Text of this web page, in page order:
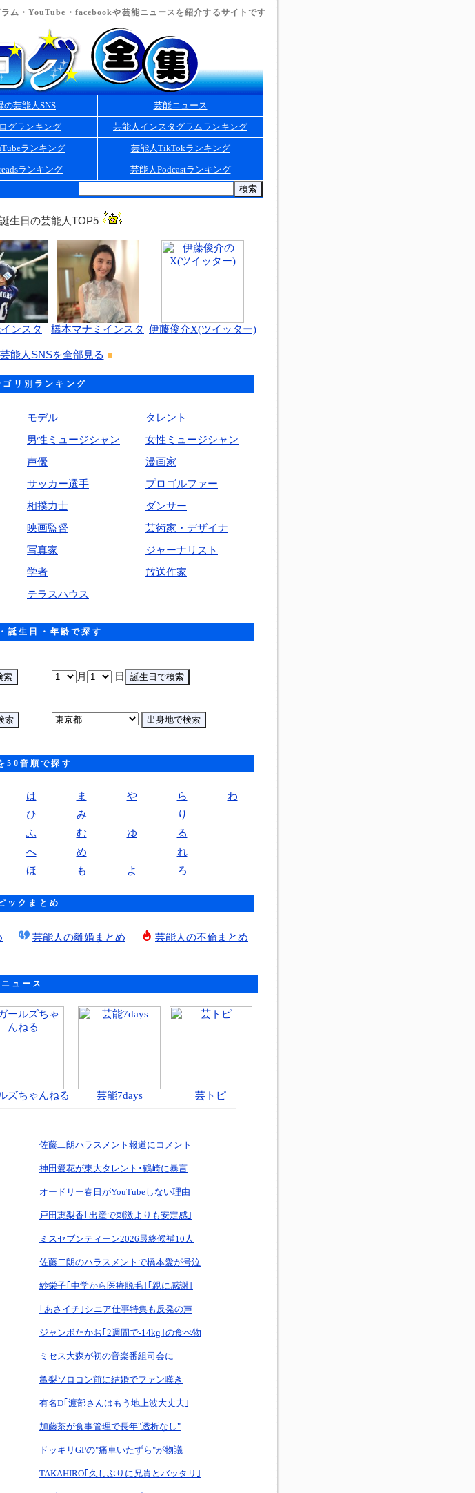
ム・YouTube・facebookや芸能ニュースを紹介するサイトです
の芸能人SNS 芸能ニュース
グランキング 芸能人インスタグラムランキング
ランキング 芸能人TikTokランキング
ランキング 芸能人Podcastランキング
生日の芸能人TOP5
ンスタ 橋本マナミインスタ 伊藤俊介X(ツイッター)
能人SNSを全部見る
リ別ランキング
モデル
タレント
男性ミュージシャン
女性ミュージシャン
声優
漫画家
サッカー選手
プロゴルファー
相撲力士
ダンサー
映画監督
芸術家・デザイナ
写真家
ジャーナリスト
学者
放送作家
テラスハウス
誕生日・年齢で探す
月 日
50音順で探す
は ま や ら
わ
ひ み
り
ふ む ゆ
る
へ め
れ
ほ も よ ろ
ックまとめ
芸能人の離婚まとめ 芸能人の不倫まとめ
ュース
ズちゃんねる 芸能7days 芸トピ
佐藤二朗ハラスメント報道にコメント
神田愛花が東大タレント･鶴崎に暴言
オードリー春日がYouTubeしない理由
戸田恵梨香｢出産で刺激よりも安定感｣
ミスセブンティーン2026最終候補10人
佐藤二朗のハラスメントで橋本愛が号泣
紗栄子｢中学から医療脱毛｣｢親に感謝｣
｢あさイチ｣シニア仕事特集も反発の声
ジャンボたかお｢2週間で-14kg｣の食べ物
ミセス大森が初の音楽番組司会に
亀梨ソロコン前に結婚でファン嘆き
有名D｢渡部さんはもう地上波大丈夫｣
加藤茶が食事管理で長年"透析なし"
ドッキリGPの"痛車いたずら"が物議
TAKAHIRO｢久しぶりに兄貴とバッタリ｣